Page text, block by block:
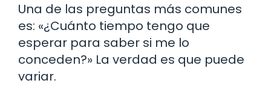
Una de las preguntas más comunes
es: «¿Cuánto tiempo tengo que
esperar para saber si me lo
conceden?» La verdad es que puede
variar.